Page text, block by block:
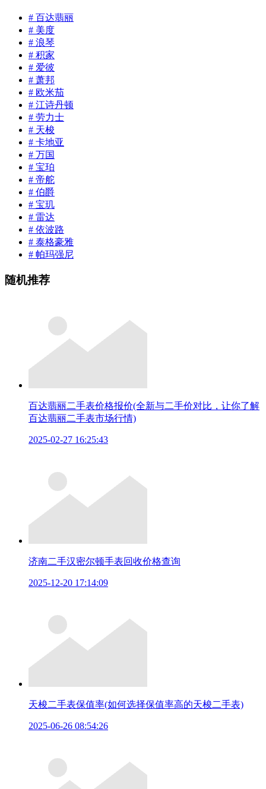
# 百达翡丽
# 美度
# 浪琴
# 积家
# 爱彼
# 萧邦
# 欧米茄
# 江诗丹顿
# 劳力士
# 天梭
# 卡地亚
# 万国
# 宝珀
# 帝舵
# 伯爵
# 宝玑
# 雷达
# 依波路
# 泰格豪雅
# 帕玛强尼
随机推荐
百达翡丽二手表价格报价(全新与二手价对比，让你了解
百达翡丽二手表市场行情)
2025-02-27 16:25:43
济南二手汉密尔顿手表回收价格查询
2025-12-20 17:14:09
天梭二手表保值率(如何选择保值率高的天梭二手表)
2025-06-26 08:54:26